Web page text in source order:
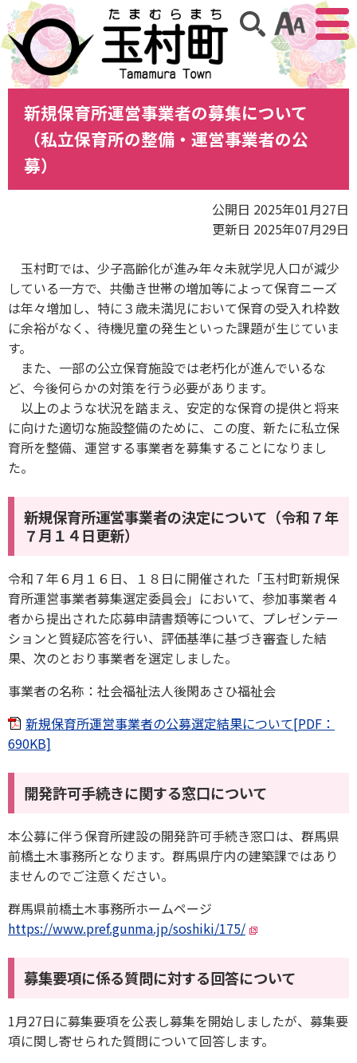
アクセ
サイト内検索
新規保育所運営事業者の募集について
（私立保育所の整備・運営事業者の公
募）
公開日 2025年01月27日
更新日 2025年07月29日
玉村町では、少子高齢化が進み年々未就学児人口が減少
している一方で、共働き世帯の増加等によって保育ニーズ
は年々増加し、特に３歳未満児において保育の受入れ枠数
に余裕がなく、待機児童の発生といった課題が生じていま
す。
また、一部の公立保育施設では老朽化が進んでいるな
ど、今後何らかの対策を行う必要があります。
以上のような状況を踏まえ、安定的な保育の提供と将来
に向けた適切な施設整備のために、この度、新たに私立保
育所を整備、運営する事業者を募集することになりまし
た。
新規保育所運営事業者の決定について（令和７年
７月１４日更新）
令和７年６月１６日、１８日に開催された「玉村町新規保
育所運営事業者募集選定委員会」において、参加事業者４
者から提出された応募申請書類等について、プレゼンテー
ションと質疑応答を行い、評価基準に基づき審査した結
果、次のとおり事業者を選定しました。
事業者の名称：社会福祉法人後閑あさひ福祉会
新規保育所運営事業者の公募選定結果について[PDF：
690KB]
開発許可手続きに関する窓口について
本公募に伴う保育所建設の開発許可手続き窓口は、群馬県
前橋土木事務所となります。群馬県庁内の建築課ではあり
ませんのでご注意ください。
群馬県前橋土木事務所ホームページ
https://www.pref.gunma.jp/soshiki/175/
募集要項に係る質問に対する回答について
1月27日に募集要項を公表し募集を開始しましたが、募集要
項に関し寄せられた質問について回答します。